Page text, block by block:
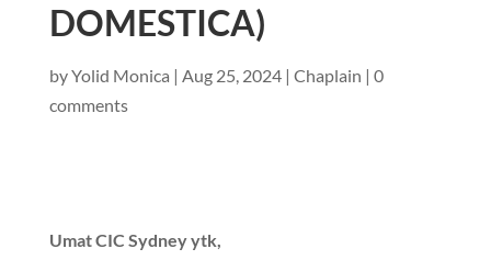
DOMESTICA)
byYolid Monica | Aug 25, 2024| Chaplain | 0
comments
Umat CIC Sydney ytk,